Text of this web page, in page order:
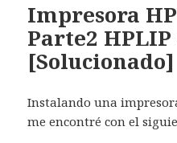
Impresora
Parte2
[Solucionado]
Instalando una
me encontré con el